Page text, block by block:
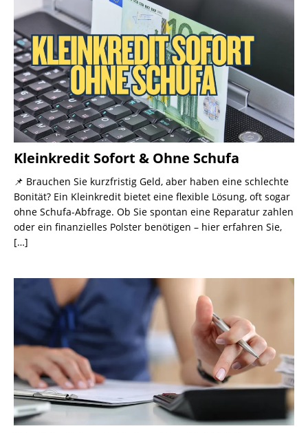
Kleinkredit Sofort & Ohne Schufa
📌 Brauchen Sie kurzfristig Geld, aber haben eine schlechte
Bonität? Ein Kleinkredit bietet eine flexible Lösung, oft sogar
ohne Schufa-Abfrage. Ob Sie spontan eine Reparatur zahlen
oder ein finanzielles Polster benötigen – hier erfahren Sie,
[…]